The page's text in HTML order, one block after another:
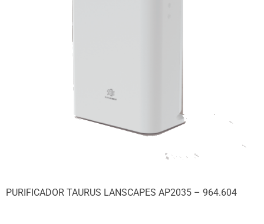
PURIFICADOR TAURUS LANSCAPES AP2035 – 964.604